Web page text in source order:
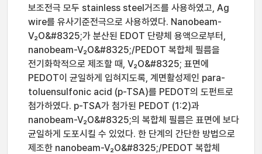
보조전극 모두 stainless steel거즈를 사용하였고, Ag
wire를 유사기준전극으로 사용하였다. Nanobeam-
V₂O&#8325;가 분산된 EDOT 단량체 용액으로부터,
nanobeam-V₂O&#8325;/PEDOT 복합체 필름을
전기화학적으로 제조할 때, V₂O&#8325; 표면에
PEDOT이 균일하게 입혀지도록, 계면활성제인 para-
toluensulfonic acid (p-TSA)를 PEDOT의 도펀트로
첨가하였다. p-TSA가 첨가된 PEDOT (1:2)과
nanobeam-V₂O&#8325;의 복합체 필름은 표면에 보다
균일하게 도포시킬 수 있었다. 한 단계의 간단한 방법으로
제조한 nanobeam-V₂O&#8325;/PEDOT 복합체